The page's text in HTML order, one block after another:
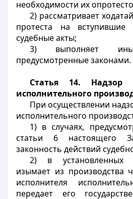
необходимости их
2) рассматривает
протеста на
судебные акты;
3) выполняет
предусмотренные законами.
Статья 14. Надзор
исполнительного
При осуществлении
исполнительного
1) в случаях,
статьи 6 настоящего
законность действий
2) в установленных
изымает из производства
исполнителя
передает его